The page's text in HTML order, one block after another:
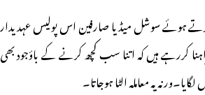
ہوئے سوشل میڈیا صارفین اس پولیس عہدیدار
کررہے ہیں کہ اتنا سب کچھ کرنے کے باؤجود بھی
یہ معاملہ الٹا ہوجاتا۔